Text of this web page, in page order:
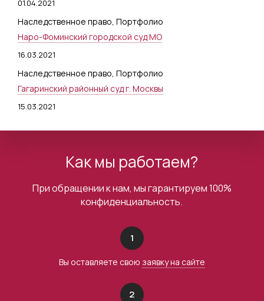
01.04.2021
Наследственное право Портфолио
Наро-Фоминский городской суд МО
16.03.2021
Наследственное право Портфолио
Гагаринский районный суд г. Москвы
15.03.2021
Как мы работаем?
При обращении к нам, мы гарантируем 100%
конфиденциальность.
1
Вы оставляете свою заявку на сайте
2